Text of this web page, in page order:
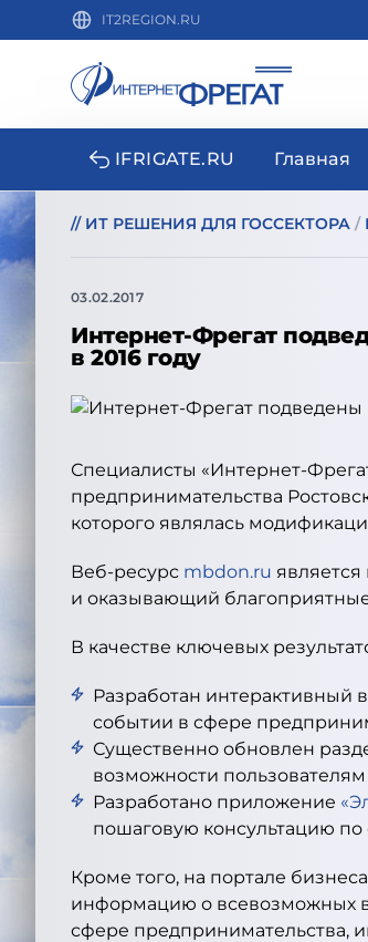
IT2REGION.RU
IFRIGATE.RU Главная
// ИТ РЕШЕНИЯ ДЛЯ ГОССЕКТОРА /
03.02.2017
Интернет-Фрегат
в 2016 году
Специалисты «Интернет-
предпринимательства
которого являлась
Веб-ресурс mbdon.ru
и оказывающий
В качестве ключевых
Разработан
событии в сфере
Существенно обновлен
возможности
Разработано приложение
пошаговую консультацию
Кроме того, на портале
информацию о всевозможных
сфере предпринимательства,